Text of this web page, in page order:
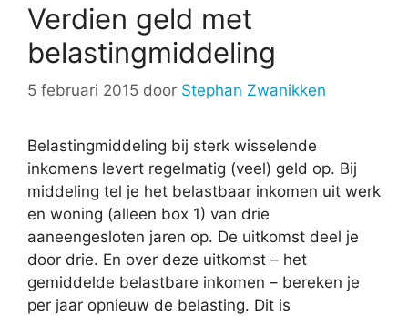
Verdien geld met
belastingmiddeling
5 februari 2015 door Stephan Zwanikken
Belastingmiddeling bij sterk wisselende
inkomens levert regelmatig (veel) geld op. Bij
middeling tel je het belastbaar inkomen uit werk
en woning (alleen box 1) van drie
aaneengesloten jaren op. De uitkomst deel je
door drie. En over deze uitkomst – het
gemiddelde belastbare inkomen – bereken je
per jaar opnieuw de belasting. Dit is